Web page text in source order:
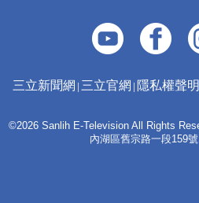
三立新聞網 三立官網 隱私權聲明
©2026 Sanlih E-Television All Rights
內湖區舊宗路一段159